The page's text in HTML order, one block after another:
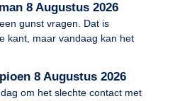
8 Augustus 2026
gunst vragen. Dat is
kant, maar vandaag kan het
8 Augustus 2026
om het slechte contact met